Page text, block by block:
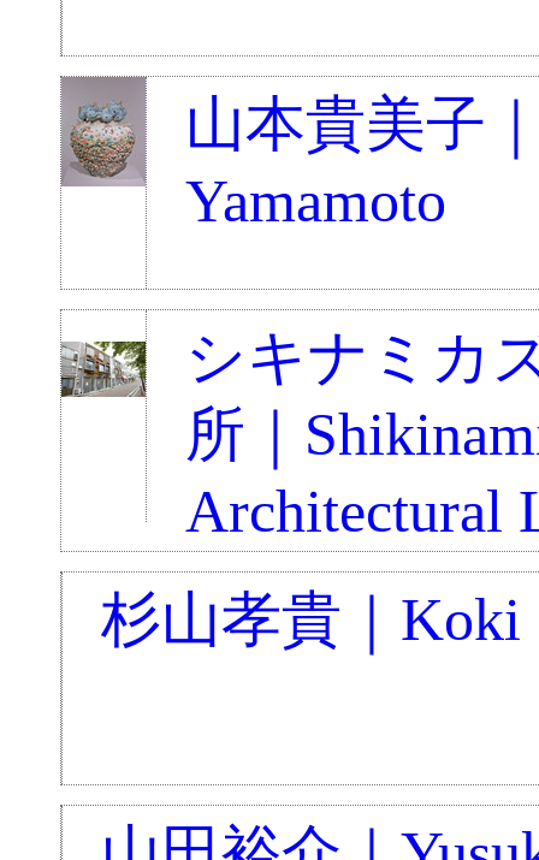
山本貴美子
Yamamoto
シキナミカ
所｜
Architectural
杉山孝貴｜Koki